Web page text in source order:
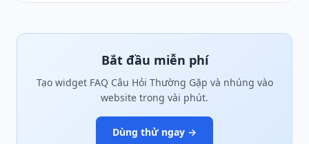
Bắt đầu miễn phí
Tạo widget FAQ Câu Hỏi Thường Gặp và nhúng vào
website trong vài phút.
Dùng thử ngay →